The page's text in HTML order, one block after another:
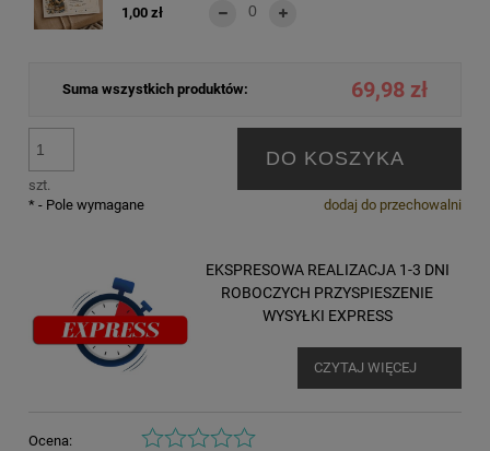
1,00 zł
Suma wszystkich produktów: 69,98 zł
szt.
DO KOSZYKA
dodaj do przechowalni
* - Pole wymagane
EKSPRESOWA REALIZACJA 1-3 DNI
ROBOCZYCH PRZYSPIESZENIE
WYSYŁKI EXPRESS
CZYTAJ WIĘCEJ
Ocena: